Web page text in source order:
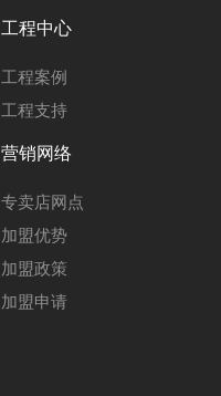
工程中心
工程案例
工程支持
营销网络
专卖店网点
加盟优势
加盟政策
加盟申请